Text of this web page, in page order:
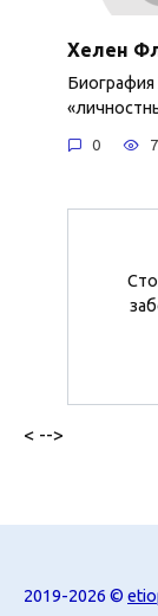
Хелен
0
< -->
2019-2026 ©